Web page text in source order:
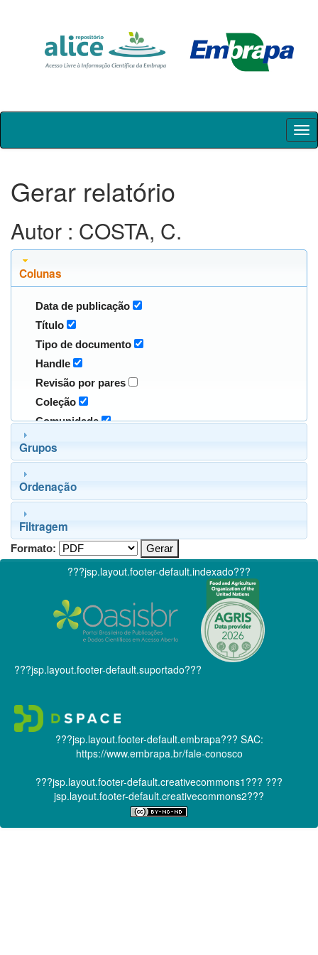
Skip
Gerar relatório
Autor : COSTA, C.
Colunas
Data de publicação
Título
Tipo de documento
Handle
Revisão por pares
Coleção
Comunidade
Grupos
Ordenação
Filtragem
Formato:
???jsp.layout.footer-default.indexado???
???jsp.layout.footer-default.suportado???
???jsp.layout.footer-default.embrapa??? SAC:
https://www.embrapa.br/fale-conosco
???jsp.layout.footer-default.creativecommons1??? ???
jsp.layout.footer-default.creativecommons2???